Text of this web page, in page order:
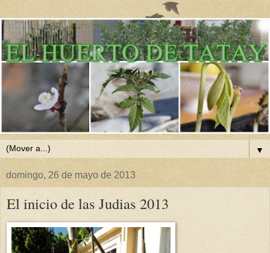
▼
domingo, 26 de mayo de 2013
El inicio de las Judias 2013